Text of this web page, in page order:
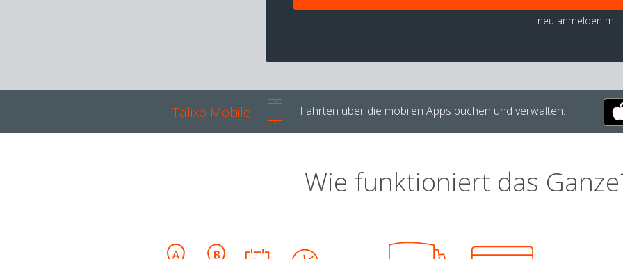
neu anmelden mit:
Talixo Mobile Fahrten über die mobilen Apps buchen und verwalten.
Wie funktioniert das